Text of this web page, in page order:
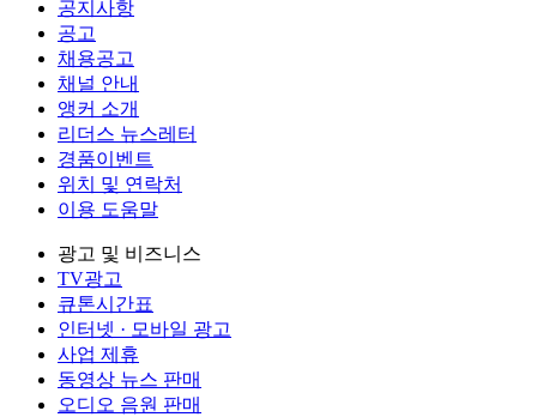
공지사항
공고
채용공고
채널 안내
앵커 소개
리더스 뉴스레터
경품이벤트
위치 및 연락처
이용 도움말
광고 및 비즈니스
TV광고
큐톤시간표
인터넷 · 모바일 광고
사업 제휴
동영상 뉴스 판매
오디오 음원 판매